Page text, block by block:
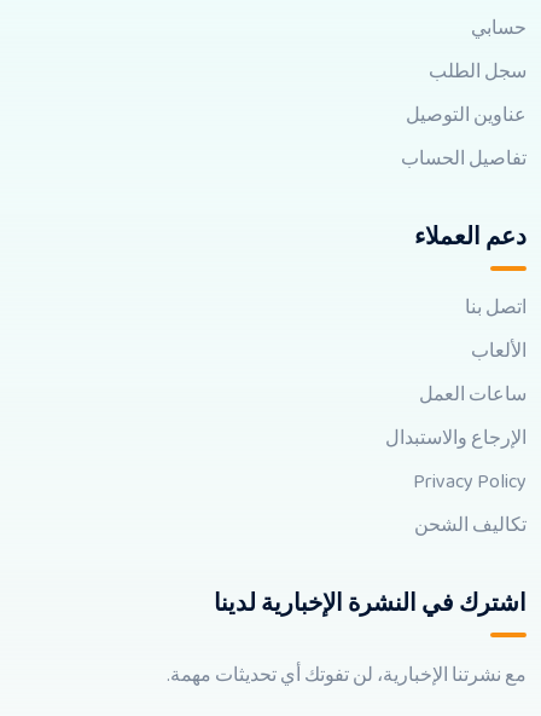
حسابي
سجل الطلب
عناوين التوصيل
تفاصيل الحساب
دعم العملاء
اتصل بنا
الألعاب
ساعات العمل
الإرجاع والاستبدال
Privacy Policy
تكاليف الشحن
اشترك في النشرة الإخبارية لدينا
مع نشرتنا الإخبارية، لن تفوتك أي تحديثات مهمة.